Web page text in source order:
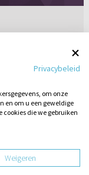
de Heere,
Hem uit.
11-12-2012
vraag
Privacybeleid
om onze
en om u een geweldige
die we gebruiken
Weigeren